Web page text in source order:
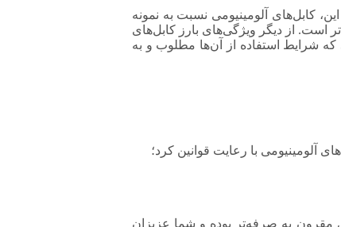
افزون بر این، کابل‌های آلومینیومی نسبت به نمونه
است. از دیگر ویژگی‌های بارز کابل‌های
که شرایط استفاده از آن‌ها مطلوب و به
با رعایت قوانین کرد؛
با کابل‌های مسی مقرون به صرفه‌تر بوده و شما عزیزان